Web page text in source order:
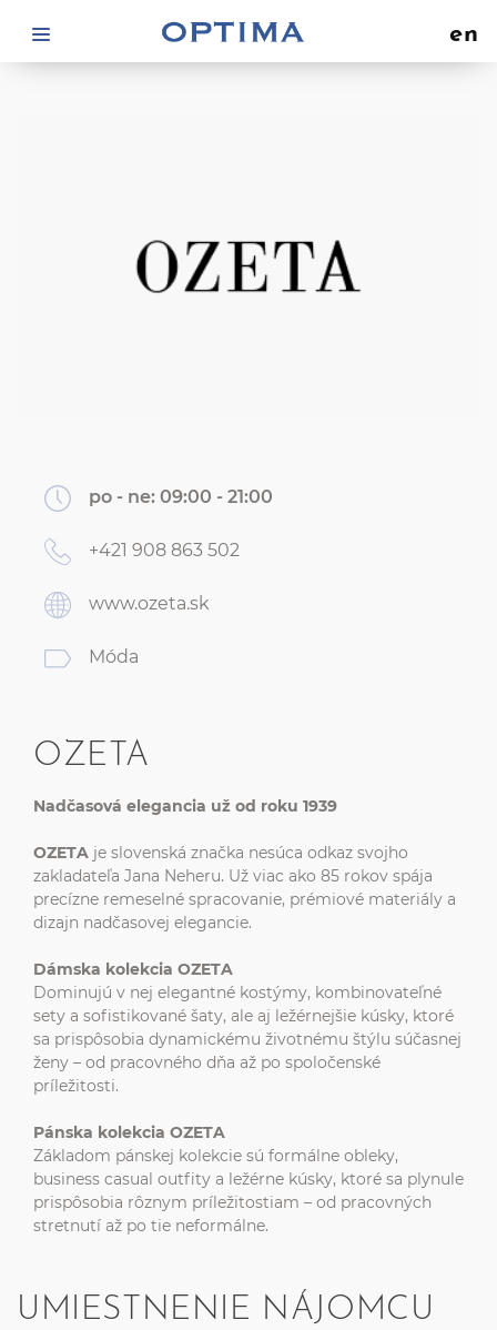
en
po - ne: 09:00 - 21:00
+421 908 863 502
www.ozeta.sk
Móda
OZETA
Nadčasová elegancia už od roku 1939
OZETA je slovenská značka nesúca odkaz svojho
zakladateľa Jana Neheru. Už viac ako 85 rokov spája
precízne remeselné spracovanie, prémiové materiály a
dizajn nadčasovej elegancie.
Dámska kolekcia OZETA
Dominujú v nej elegantné kostýmy, kombinovateľné
sety a sofistikované šaty, ale aj ležérnejšie kúsky, ktoré
sa prispôsobia dynamickému životnému štýlu súčasnej
ženy – od pracovného dňa až po spoločenské
príležitosti.
Pánska kolekcia OZETA
Základom pánskej kolekcie sú formálne obleky,
business casual outfity a ležérne kúsky, ktoré sa plynule
prispôsobia rôznym príležitostiam – od pracovných
stretnutí až po tie neformálne.
UMIESTNENIE NÁJOMCU